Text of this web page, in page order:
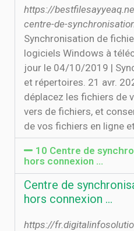
https://
centre-de-
Synchronisation de
logiciels Windows à
jour le 04/10/2019 |
et répertoires. 21 avr.
déplacez les fichiers de
vers de fichiers, et
de vos fichiers en ligne
10 Centre de
hors connexion …
Centre de
hors connexion …
https://